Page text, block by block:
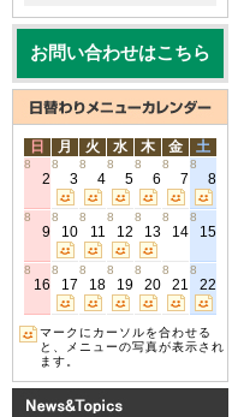
お問い合わせはこちら
日 月 火 水 木 金 土
8
2
8
3
8
4
8
5
8
6
8
7
8
8
8
9
8
10
8
11
8
12
8
13
8
14
8
15
8
16
8
17
8
18
8
19
8
20
8
21
8
22
マークにカーソルを合わせる
と、メニューの写真が表示され
ます。